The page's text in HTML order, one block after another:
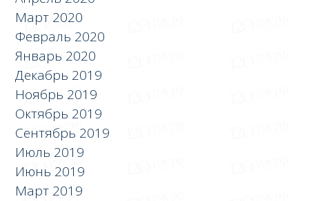
Март 2020
Февраль 2020
Январь 2020
Декабрь 2019
Ноябрь 2019
Октябрь 2019
Сентябрь 2019
Июль 2019
Июнь 2019
Март 2019